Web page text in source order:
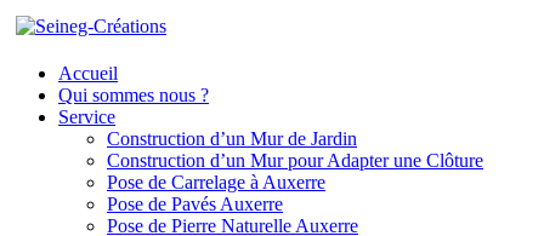
Accueil
Qui sommes nous ?
Service
Construction d’un Mur de Jardin
Construction d’un Mur pour Adapter une Clôture
Pose de Carrelage à Auxerre
Pose de Pavés Auxerre
Pose de Pierre Naturelle Auxerre